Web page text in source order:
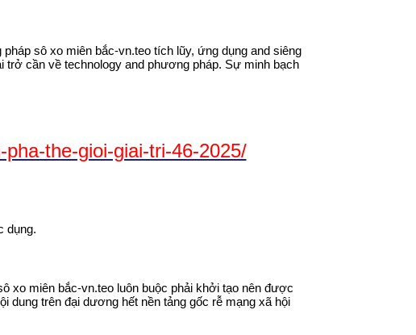
sô xo miên bắc-vn.teo tích lũy, ứng dụng and siêng
trở cần về technology and phương pháp. Sự minh bạch
the-gioi-giai-tri-46-2025/
dụng.
xo miên bắc-vn.teo luôn buộc phải khởi tạo nên được
dung trên đại dương hết nền tảng gốc rễ mạng xã hội